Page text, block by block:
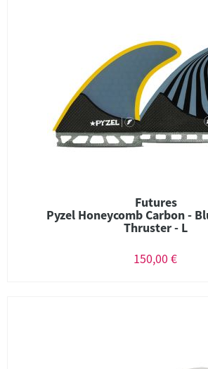
Futures
Pyzel Honeycomb Carbon -
Thruster - L
150,00 €